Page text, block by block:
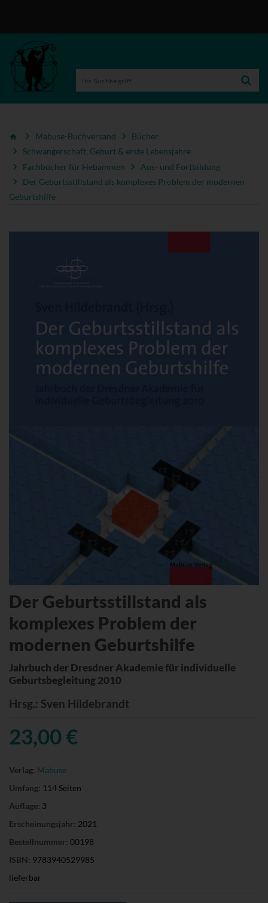
Mabuse-Buchversand
Bücher
Schwangerschaft, Geburt & erste Lebensjahre
Fachbücher für Hebammen
Aus- und Fortbildung
Der Geburtsstillstand als komplexes Problem der modernen
Geburtshilfe
Der Geburtsstillstand als
komplexes Problem der
modernen Geburtshilfe
Jahrbuch der Dresdner Akademie für individuelle
Geburtsbegleitung 2010
Hrsg.: Sven Hildebrandt
23,00 €
Verlag: Mabuse
Umfang: 114 Seiten
Auflage: 3
Erscheinungsjahr: 2021
Bestellnummer: 00198
ISBN: 9783940529985
lieferbar